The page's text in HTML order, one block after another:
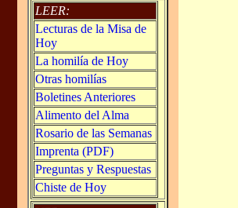
LEER:
Lecturas de la Misa de
Hoy
La homilía de Hoy
Otras homilías
Boletines Anteriores
Alimento del Alma
Rosario de las Semanas
Imprenta (PDF)
Preguntas y Respuestas
Chiste de Hoy